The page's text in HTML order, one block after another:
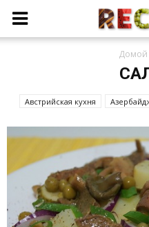
Домой
Австрийская кухня